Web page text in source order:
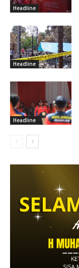
Headline
Headline
Headline